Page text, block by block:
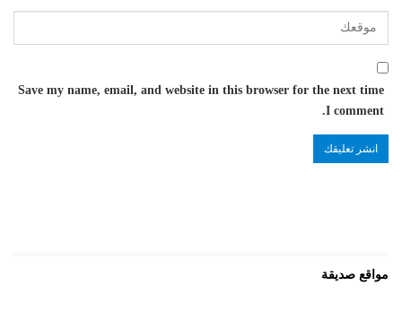
Save my name, email, and website in this browser for the next time
I comment.
مواقع صديقة